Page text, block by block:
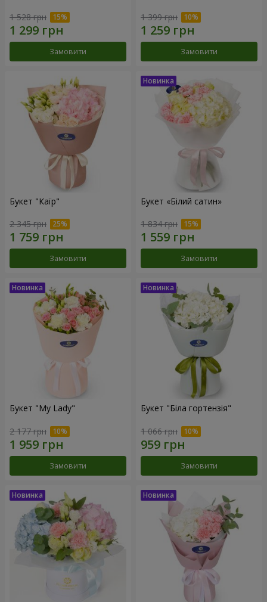
1 528 грн
Замовити
1 399 грн
Замовити
Букет "Каїр"
2 345 грн
Замовити
Букет «Білий сатин»
1 834 грн
Замовити
Букет "My Lady"
2 177 грн
Замовити
Букет "Біла гортензія"
1 066 грн
Замовити